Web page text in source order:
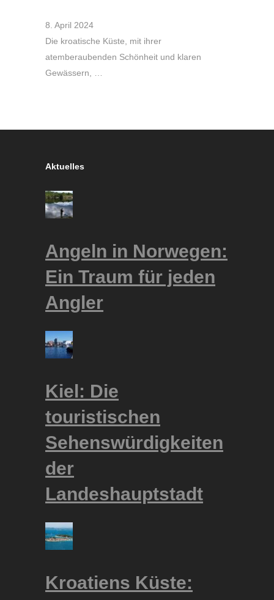
8. April 2024
Die kroatische Küste, mit ihrer
atemberaubenden Schönheit und klaren
Gewässern, …
Aktuelles
Angeln in Norwegen:
Ein Traum für jeden
Angler
Kiel: Die
touristischen
Sehenswürdigkeiten
der
Landeshauptstadt
Kroatiens Küste: